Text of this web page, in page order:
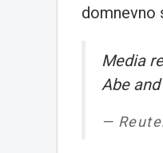
domnevno
Media
Abe
—